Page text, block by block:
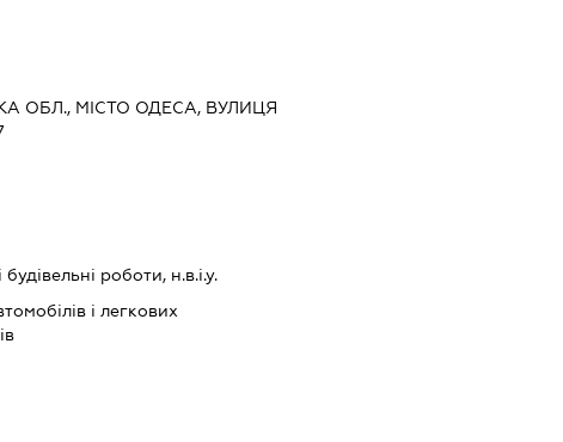
ОБЛ., МІСТО ОДЕСА, ВУЛИЦЯ
будівельні роботи, н.в.і.у.
і легкових